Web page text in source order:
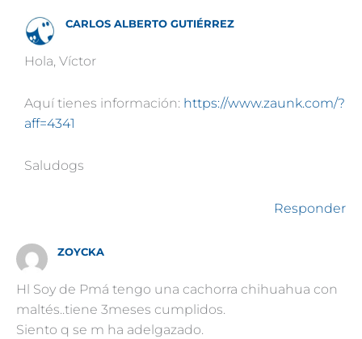
CARLOS ALBERTO GUTIÉRREZ
Hola, Víctor
Aquí tienes información: https://www.zaunk.com/?
aff=4341
Saludogs
Responder
ZOYCKA
Hl Soy de Pmá tengo una cachorra chihuahua con
maltés..tiene 3meses cumplidos.
Siento q se m ha adelgazado.